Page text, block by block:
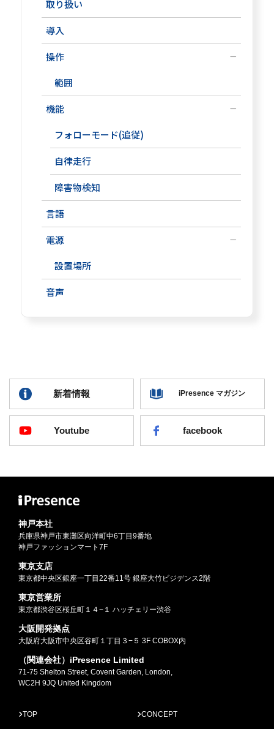
取り扱い
導入
操作
範囲
機能
フォローモード(追従)
自律走行
障害物検知
言語
電源
設置場所
音声
新着情報 iPresence マガジン
Youtube facebook
神戸本社
兵庫県神戸市東灘区向洋町中6丁目9番地
神戸ファッションマート7F
東京支店
東京都中央区銀座一丁目22番11号 銀座大竹ビジデンス2階
東京営業所
東京都渋谷区桜丘町１４−１ ハッチェリー渋谷
大阪開発拠点
大阪府大阪市中央区谷町１丁目３−５ 3F COBOX内
（関連会社）iPresence Limited
71-75 Shelton Street, Covent Garden, London,
WC2H 9JQ United Kingdom
TOP CONCEPT